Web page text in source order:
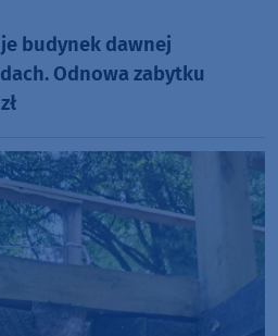
budynek dawnej
Odnowa zabytku